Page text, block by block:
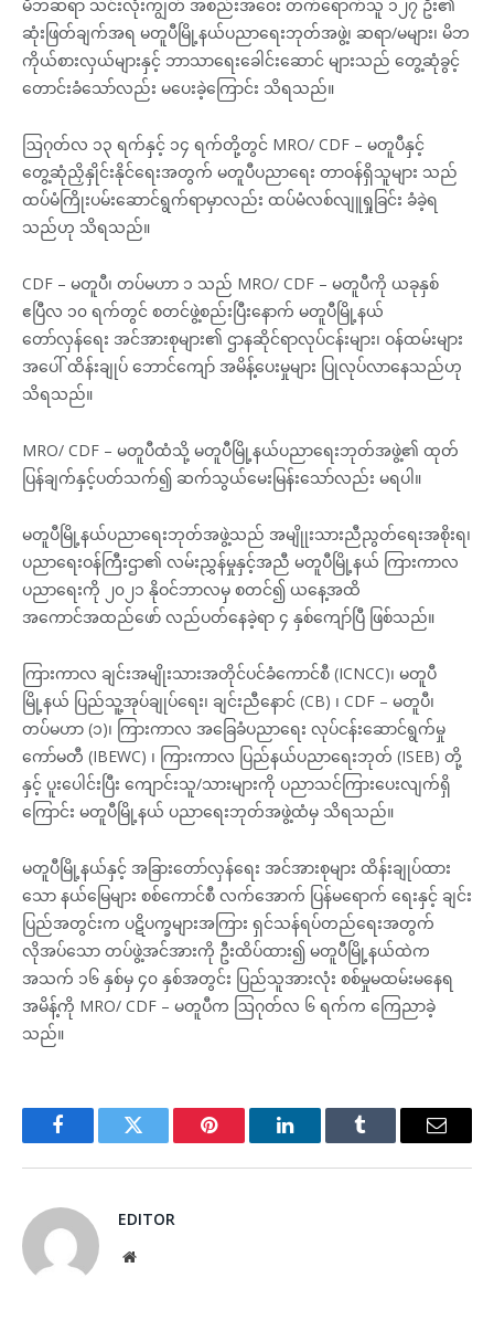
မိဘဆရာ သင်းလုံးကျွတ် အစည်းအဝေး တက်ရောက်သူ ၁၂၇ ဦး၏
ဆုံးဖြတ်ချက်အရ မတူပီမြို့နယ်ပညာရေးဘုတ်အဖွဲ့၊ ဆရာ/မများ၊ မိဘ
ကိုယ်စားလှယ်များနှင့် ဘာသာရေးခေါင်းဆောင် များသည် တွေ့ဆုံခွင့်
တောင်းခံသော်လည်း မပေးခဲ့ကြောင်း သိရသည်။
ဩဂုတ်လ ၁၃ ရက်နှင့် ၁၄ ရက်တို့တွင် MRO/ CDF – မတူပီနှင့်
တွေ့ဆုံညှိနှိုင်းနိုင်ရေးအတွက် မတူပီပညာရေး တာဝန်ရှိသူများ သည်
ထပ်မံကြိုးပမ်းဆောင်ရွက်ရာမှာလည်း ထပ်မံလစ်လျူရှုခြင်း ခံခဲ့ရ
သည်ဟု သိရသည်။
CDF – မတူပီ၊ တပ်မဟာ ၁ သည် MRO/ CDF – မတူပီကို ယခုနှစ်
ဧပြီလ ၁၀ ရက်တွင် စတင်ဖွဲ့စည်းပြီးနောက် မတူပီမြို့နယ်
တော်လှန်ရေး အင်အားစုများ၏ ဌာနဆိုင်ရာလုပ်ငန်းများ၊ ဝန်ထမ်းများ
အပေါ် ထိန်းချုပ် ဘောင်ကျော် အမိန့်ပေးမှုများ ပြုလုပ်လာနေသည်ဟု
သိရသည်။
MRO/ CDF – မတူပီထံသို့ မတူပီမြို့နယ်ပညာရေးဘုတ်အဖွဲ့၏ ထုတ်
ပြန်ချက်နှင့်ပတ်သက်၍ ဆက်သွယ်မေးမြန်းသော်လည်း မရပါ။
မတူပီမြို့နယ်ပညာရေးဘုတ်အဖွဲ့သည် အမျိုုးသားညီညွတ်ရေးအစိုးရ၊
ပညာရေးဝန်ကြီးဌာ၏ လမ်းညွှန်မှုနှင့်အညီ မတူပီမြို့နယ် ကြားကာလ
ပညာရေးကို ၂၀၂၁ နိုဝင်ဘာလမှ စတင်၍ ယနေ့အထိ
အကောင်အထည်ဖော် လည်ပတ်နေခဲ့ရာ ၄ နှစ်ကျော်ပြီ ဖြစ်သည်။
ကြားကာလ ချင်းအမျိုးသားအတိုင်ပင်ခံကောင်စီ (ICNCC)၊ မတူပီ
မြို့နယ် ပြည်သူ့အုပ်ချုပ်ရေး၊ ချင်းညီနောင် (CB) ၊ CDF – မတူပီ၊
တပ်မဟာ (၁)၊ ကြားကာလ အခြေခံပညာရေး လုပ်ငန်းဆောင်ရွက်မှု
ကော်မတီ (IBEWC) ၊ ကြားကာလ ပြည်နယ်ပညာရေးဘုတ် (ISEB) တို့
နှင့် ပူးပေါင်းပြီး ကျောင်းသူ/သားများကို ပညာသင်ကြားပေးလျက်ရှိ
ကြောင်း မတူပီမြို့နယ် ပညာရေးဘုတ်အဖွဲ့ထံမှ သိရသည်။
မတူပီမြို့နယ်နှင့် အခြားတော်လှန်ရေး အင်အားစုများ ထိန်းချုပ်ထား
သော နယ်မြေများ စစ်ကောင်စီ လက်အောက် ပြန်မရောက် ရေးနှင့် ချင်း
ပြည်အတွင်းက ပဋိပက္ခများအကြား ရှင်သန်ရပ်တည်ရေးအတွက်
လိုအပ်သော တပ်ဖွဲ့အင်အားကို ဦးထိပ်ထား၍ မတူပီမြို့နယ်ထဲက
အသက် ၁၆ နှစ်မှ ၄၀ နှစ်အတွင်း ပြည်သူအားလုံး စစ်မှုမထမ်းမနေရ
အမိန့်ကို MRO/ CDF – မတူပီက ဩဂုတ်လ ၆ ရက်က ကြေညာခဲ့
သည်။
FacebookTwitter Pinterest LinkedInTumblr Email
EDITOR
Website